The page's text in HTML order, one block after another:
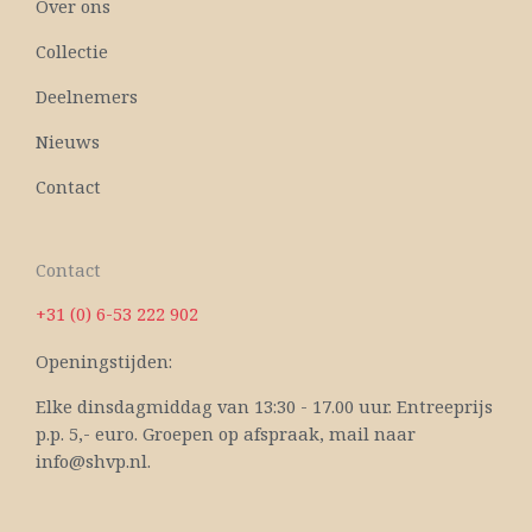
Over ons
Collectie
Deelnemers
Nieuws
Contact
Contact
+31 (0) 6-53 222 902
Openingstijden:
Elke dinsdagmiddag van 13:30 - 17.00 uur. Entreeprijs
p.p. 5,- euro. Groepen op afspraak, mail naar
info@shvp.nl.